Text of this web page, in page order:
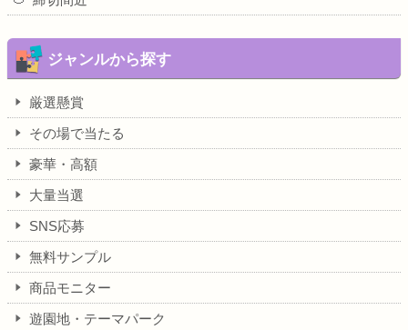
ジャンルから探す
厳選懸賞
その場で当たる
豪華・高額
大量当選
SNS応募
無料サンプル
商品モニター
遊園地・テーマパーク